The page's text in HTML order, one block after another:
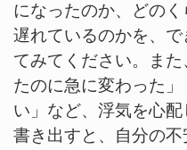
になったのか、どの
遅れているのかを、
てみてください。ま
たのに急に変わった
い」など、浮気を心
書き出すと、自分の